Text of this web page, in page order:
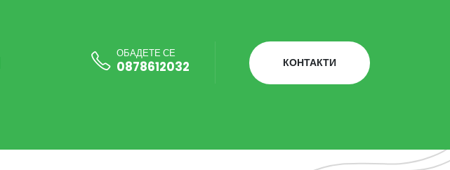
ОБАДЕТЕ СЕ
0878612032 КОНТАКТИ